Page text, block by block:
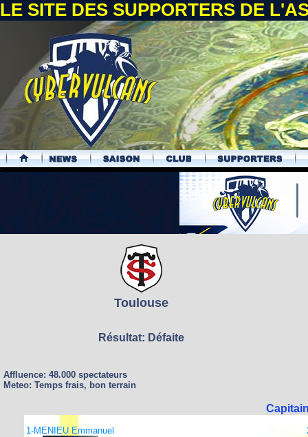
LE SITE DES SUPPORTERS DE
.
Toulouse
Résultat: Défaite
Affluence: 48.000 spectateurs
Meteo: Temps frais, bon terrain
1-MENIEU Emmanuel